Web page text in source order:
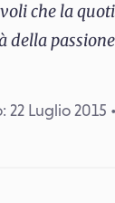
che la
Luglio 2015